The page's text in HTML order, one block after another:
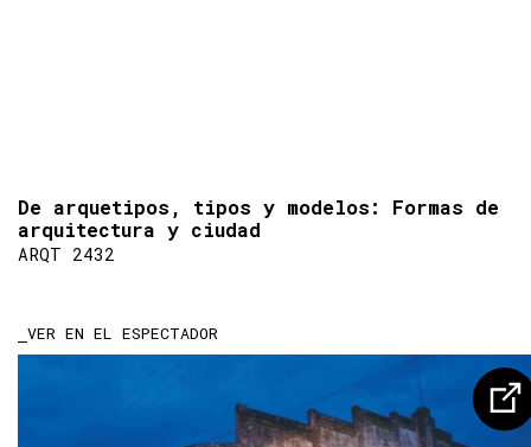
De arquetipos, tipos y modelos: Formas de
arquitectura y ciudad
ARQT 2432
VER EN EL ESPECTADOR